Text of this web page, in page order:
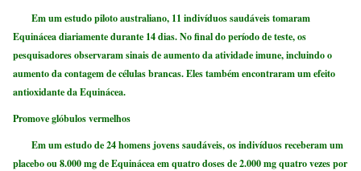
Em um estudo piloto australiano, 11 indivíduos saudáveis tomaram
Equinácea diariamente durante 14 dias. No final do período de teste, os
pesquisadores observaram sinais de aumento da atividade imune, incluindo o
aumento da contagem de células brancas. Eles também encontraram um efeito
antioxidante da Equinácea.
Promove glóbulos vermelhos
Em um estudo de 24 homens jovens saudáveis, os indivíduos receberam um
placebo ou 8.000 mg de Equinácea em quatro doses de 2.000 mg quatro vezes por